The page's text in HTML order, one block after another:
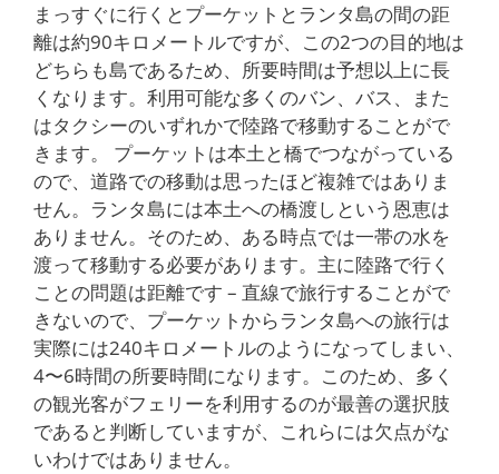
まっすぐに行くとプーケットとランタ島の間の距
離は約90キロメートルですが、この2つの目的地は
どちらも島であるため、所要時間は予想以上に長
くなります。利用可能な多くのバン、バス、また
はタクシーのいずれかで陸路で移動することがで
きます。 プーケットは本土と橋でつながっている
ので、道路での移動は思ったほど複雑ではありま
せん。ランタ島には本土への橋渡しという恩恵は
ありません。そのため、ある時点では一帯の水を
渡って移動する必要があります。主に陸路で行く
ことの問題は距離です – 直線で旅行することがで
きないので、プーケットからランタ島への旅行は
実際には240キロメートルのようになってしまい、
4〜6時間の所要時間になります。このため、多く
の観光客がフェリーを利用するのが最善の選択肢
であると判断していますが、これらには欠点がな
いわけではありません。